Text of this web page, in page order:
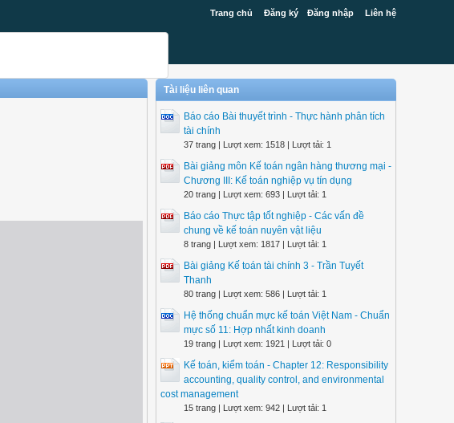
Trang chủ Đăng ký Đăng nhập Liên hệ
Tài liệu liên quan
Báo cáo Bài thuyết trình - Thực hành phân tích
tài chính
37 trang | Lượt xem: 1518 | Lượt tải: 1
Bài giảng môn Kế toán ngân hàng thương mại -
Chương III: Kế toán nghiệp vụ tín dụng
20 trang | Lượt xem: 693 | Lượt tải: 1
Báo cáo Thực tập tốt nghiệp - Các vấn đề
chung về kế toán nuyên vật liệu
8 trang | Lượt xem: 1817 | Lượt tải: 1
Bài giảng Kế toán tài chính 3 - Trần Tuyết
Thanh
80 trang | Lượt xem: 586 | Lượt tải: 1
Hệ thống chuẩn mực kế toán Việt Nam - Chuẩn
mực số 11: Hợp nhất kinh doanh
19 trang | Lượt xem: 1921 | Lượt tải: 0
Kế toán, kiểm toán - Chapter 12: Responsibility
accounting, quality control, and environmental
cost management
15 trang | Lượt xem: 942 | Lượt tải: 1